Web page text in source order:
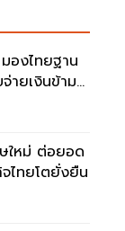
องไทยฐาน
ายเงินข้าม
ใหม่ ต่อยอด
ไทยโตยั่งยืน